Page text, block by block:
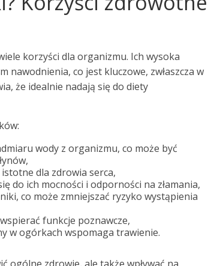
korzyści dla organizmu. Ich wysoka
nawodnienia, co jest kluczowe, zwłaszcza w
że idealnie nadają się do diety
wody z organizmu, co może być
dla zdrowia serca,
do ich mocności i odporności na złamania,
co może zmniejszać ryzyko wystąpienia
funkcje poznawcze,
w ogórkach wspomaga trawienie.